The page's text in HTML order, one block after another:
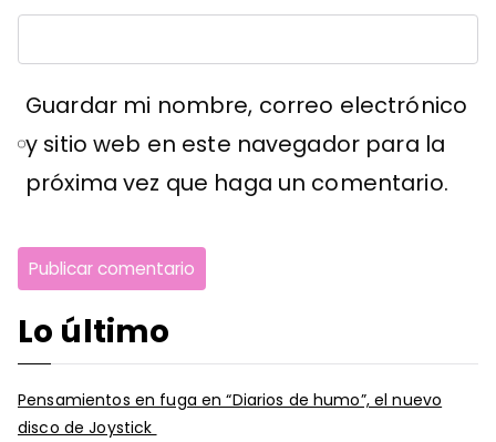
Guardar mi nombre, correo electrónico
y sitio web en este navegador para la
próxima vez que haga un comentario.
Lo último
Pensamientos en fuga en “Diarios de humo”, el nuevo
disco de Joystick